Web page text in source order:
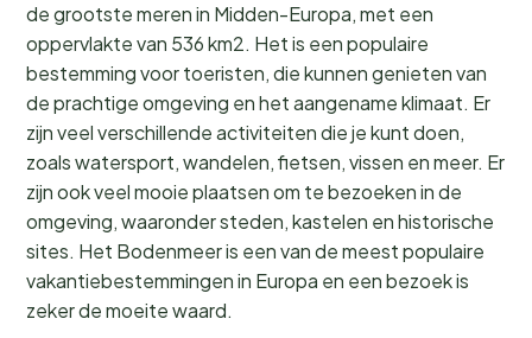
de grootste meren in Midden-Europa, met een
oppervlakte van 536 km2. Het is een populaire
bestemming voor toeristen, die kunnen genieten van
de prachtige omgeving en het aangename klimaat. Er
zijn veel verschillende activiteiten die je kunt doen,
zoals watersport, wandelen, fietsen, vissen en meer. Er
zijn ook veel mooie plaatsen om te bezoeken in de
omgeving, waaronder steden, kastelen en historische
sites. Het Bodenmeer is een van de meest populaire
vakantiebestemmingen in Europa en een bezoek is
zeker de moeite waard.